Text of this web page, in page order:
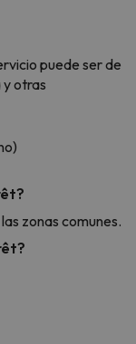
puede ser de
y otras
zonas comunes.